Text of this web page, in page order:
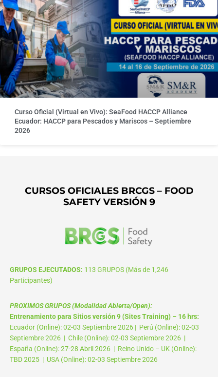
Curso Oficial (Virtual en Vivo): SeaFood HACCP Alliance
Ecuador: HACCP para Pescados y Mariscos – Septiembre
2026
CURSOS OFICIALES BRCGS – FOOD
SAFETY VERSIÓN 9
GRUPOS EJECUTADOS: 113 GRUPOS (Más de 1,246
Participantes)
PROXIMOS GRUPOS (Modalidad Abierta/Open):
Entrenamiento para Sitios versión 9 (Sites Training) – 16 hrs:
Ecuador (Online): 02-03 Septiembre 2026 | Perú (Online): 02-03
Septiembre 2026 | Chile (Online): 02-03 Septiembre 2026 |
España (Online): 27-28 Abril 2026 | Reino Unido – UK (Online):
TBD 2025 | USA (Online): 02-03 Septiembre 2026